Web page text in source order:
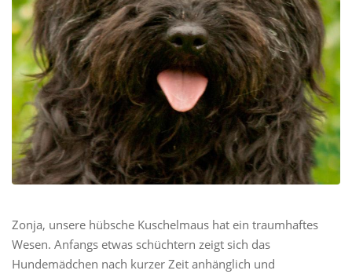
Zonja, unsere hübsche Kuschelmaus hat ein traumhaftes
Wesen. Anfangs etwas schüchtern zeigt sich das
Hundemädchen nach kurzer Zeit anhänglich und